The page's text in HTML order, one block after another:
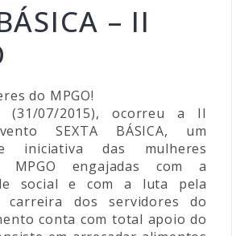
– II
do MPGO!
(31/07/2015), ocorreu a II
SEXTA BÁSICA, um
iniciativa das mulheres
MPGO engajadas com a
social e com a luta pela
carreira dos servidores do
conta com total apoio do